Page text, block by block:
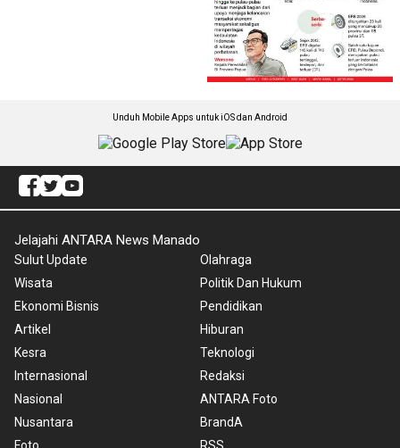
Unduh Mobile Apps untuk iOS dan Android
Jelajahi ANTARA News Manado
Sulut Update
Wisata
Ekonomi Bisnis
Artikel
Kesra
Internasional
Nasional
Nusantara
Olahraga
Politik Dan Hukum
Pendidikan
Hiburan
Teknologi
Redaksi
ANTARA Foto
BrandA